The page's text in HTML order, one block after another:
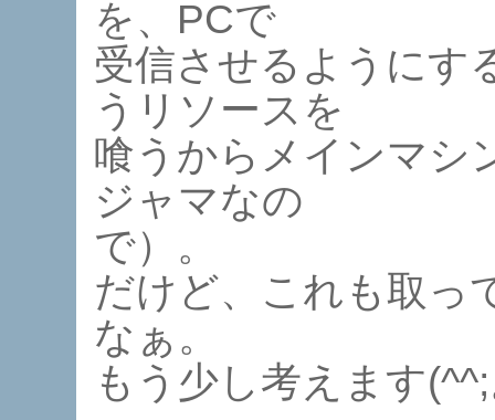
を、PCで
受信させるようにす
うリソースを
喰うからメインマシ
ジャマなの
で）。
だけど、これも取っ
なぁ。
もう少し考えます